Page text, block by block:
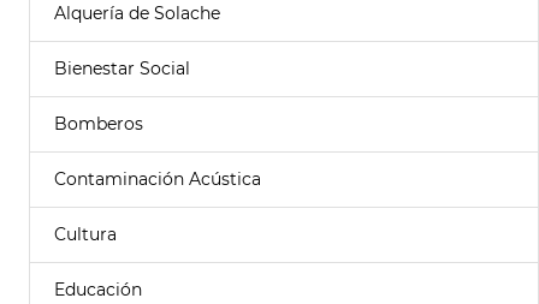
Alquería de Solache
Bienestar Social
Bomberos
Contaminación Acústica
Cultura
Educación